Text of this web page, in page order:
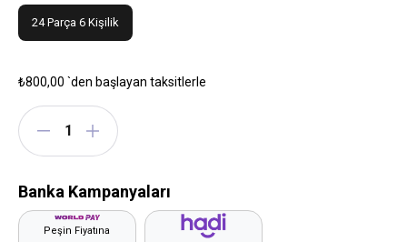
24 Parça 6 Kişilik
₺800,00 `den başlayan taksitlerle
Banka Kampanyaları
Peşin Fiyatına